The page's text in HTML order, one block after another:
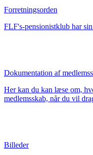
Forretningsorden
FLF's-pensionistklub har
Dokumentation af
Her kan du kan læse om,
medlemsskab, når du vil
Billeder